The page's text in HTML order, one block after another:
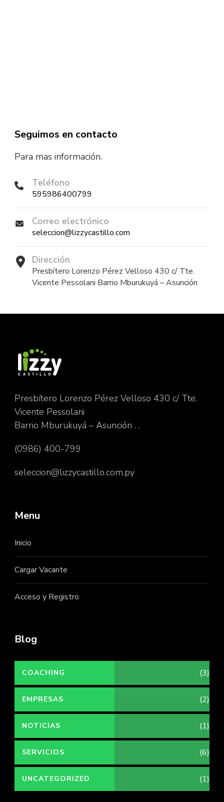
Seguimos en contacto
Para mas información.
Teléfono
595986400799
Correo electrónico
seleccion@lizzycastillo.com
Dirección
Presbítero Lorenzo Pérez Velloso 430 c/ Tte.
Vicente Pessolani Barrio Mburukuyá – Asunción
Presbítero Lorenzo Pérez Velloso 430 c/ Tte.
Vicente Pessolani
Barrio Mburukuyá – Asunción . .
(0986) 400-799
seleccion@lizzycastillo.com.py
Menu
Inicio
Cargar Vacante
Acceso y Registro
Blog
COACHING (3)
EMPRESAS (2)
NOTICIAS (1)
SERVICIOS (6)
UNCATEGORIZED (1)